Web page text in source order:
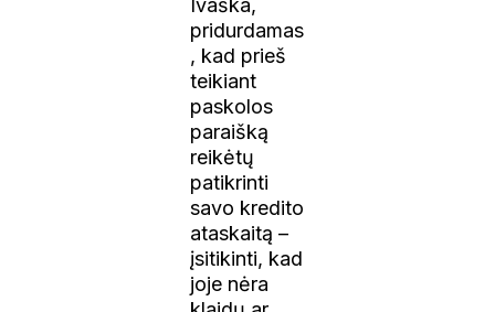
Ivaška,
pridurdamas
, kad prieš
teikiant
paskolos
paraišką
reikėtų
patikrinti
savo kredito
ataskaitą –
įsitikinti, kad
joje nėra